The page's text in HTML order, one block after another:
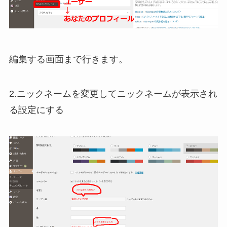
編集する画面まで行きます。
2.ニックネームを変更してニックネームが表示され
る設定にする